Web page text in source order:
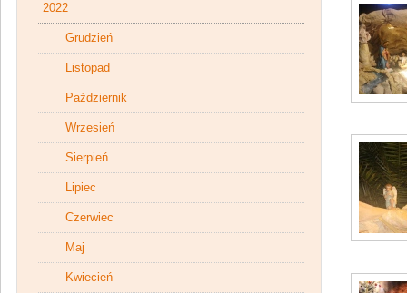
2022
Grudzień
Listopad
Październik
Wrzesień
Sierpień
Lipiec
Czerwiec
Maj
Kwiecień